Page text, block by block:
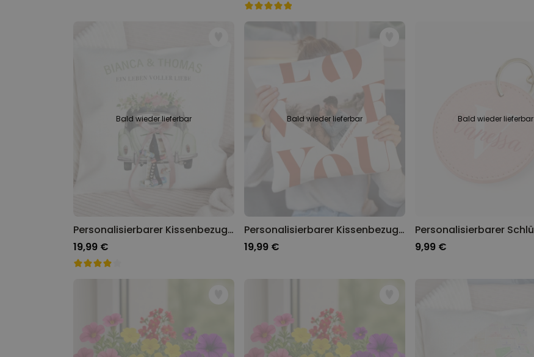
Bald wieder lieferbar
Personalisierbarer Kissenbezug als Geldgeschenk zur Hochzeit
19,99 €
Bald wieder lieferbar
Personalisierbarer Kissenbezug Herz mit Foto und Text
19,99 €
Bald wieder lieferbar
9,99 €